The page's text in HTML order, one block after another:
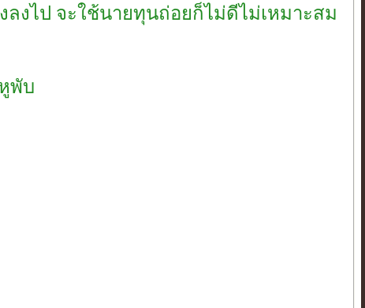
งไป จะใช้นายทุนถ่อยก็ไม่ดีไม่เหมาะสม
พับ